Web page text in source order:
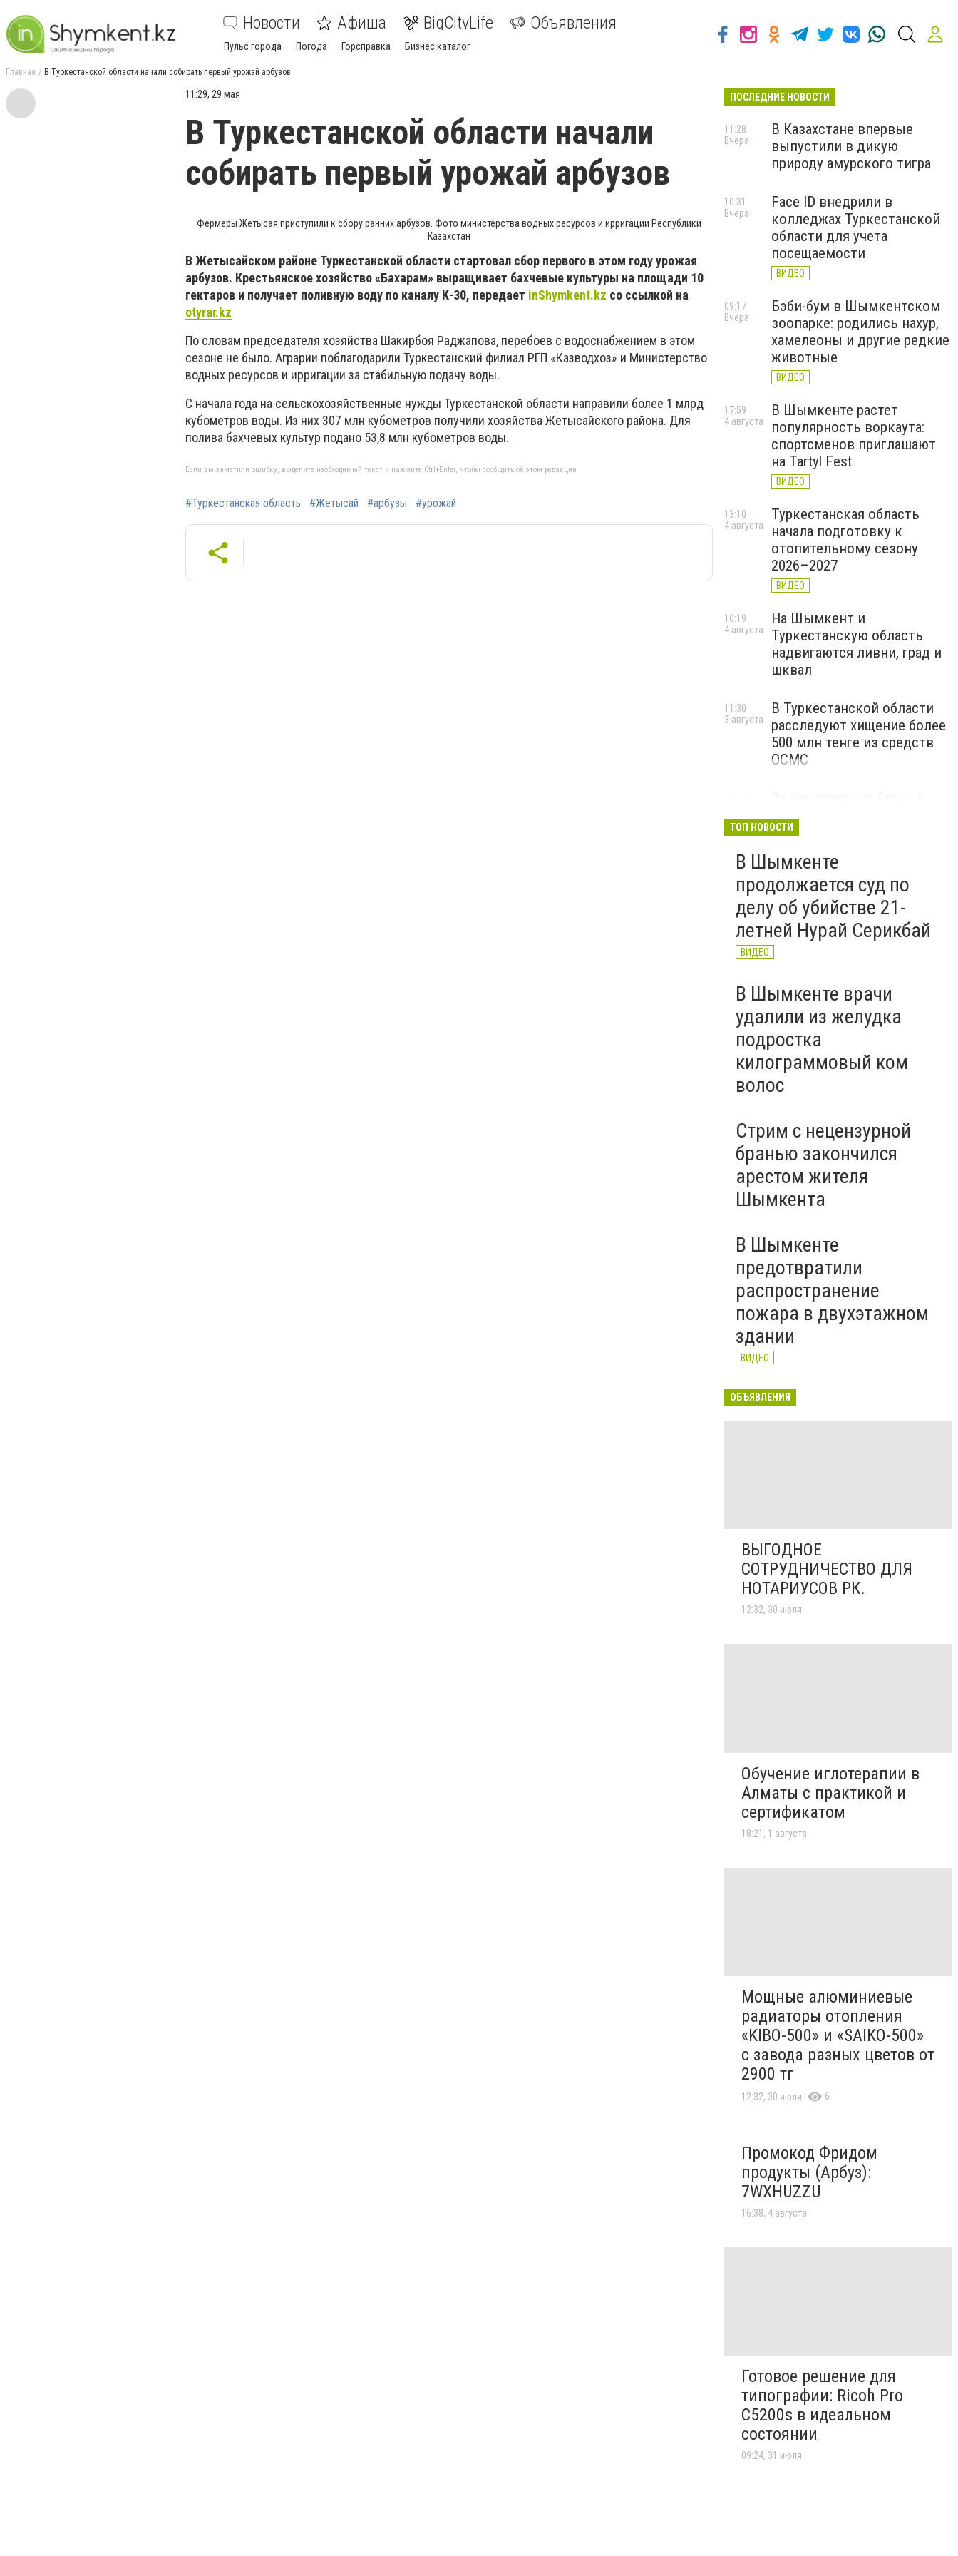
Новости Афиша BigCityLife Объявления
Пульс города Погода Горсправка Бизнес каталог
Главная В Туркестанской области начали собирать первый урожай арбузов
11:29, 29 мая
В Туркестанской области начали
собирать первый урожай арбузов
Фермеры Жетысая приступили к сбору ранних арбузов. Фото министерства водных ресурсов и ирригации Республики
Казахстан
В Жетысайском районе Туркестанской области стартовал сбор первого в этом году урожая
арбузов. Крестьянское хозяйство «Бахарам» выращивает бахчевые культуры на площади 10
гектаров и получает поливную воду по каналу К-30, передает inShymkent.kz со ссылкой на
otyrar.kz
По словам председателя хозяйства Шакирбоя Раджапова, перебоев с водоснабжением в этом
сезоне не было. Аграрии поблагодарили Туркестанский филиал РГП «Казводхоз» и Министерство
водных ресурсов и ирригации за стабильную подачу воды.
С начала года на сельскохозяйственные нужды Туркестанской области направили более 1 млрд
кубометров воды. Из них 307 млн кубометров получили хозяйства Жетысайского района. Для
полива бахчевых культур подано 53,8 млн кубометров воды.
Если вы заметили ошибку, выделите необходимый текст и нажмите Ctrl+Enter, чтобы сообщить об этом редакции
#Туркестанская область #Жетысай #арбузы #урожай
ПОСЛЕДНИЕ НОВОСТИ
В Казахстане впервые
выпустили в дикую
природу амурского тигра
11:28
Вчера
Face ID внедрили в
колледжах Туркестанской
области для учета
посещаемости
ВИДЕО
10:31
Вчера
Бэби-бум в Шымкентском
зоопарке: родились нахур,
хамелеоны и другие редкие
животные
ВИДЕО
09:17
Вчера
В Шымкенте растет
популярность воркаута:
спортсменов приглашают
на Tartyl Fest
ВИДЕО
17:59
4 августа
Туркестанская область
начала подготовку к
отопительному сезону
2026–2027
ВИДЕО
13:10
4 августа
На Шымкент и
Туркестанскую область
надвигаются ливни, град и
шквал
10:19
4 августа
В Туркестанской области
расследуют хищение более
500 млн тенге из средств
ОСМС
11:30
3 августа
соцсетях и на улице
казахстанцам грозят
ВИДЕО
ТОП НОВОСТИ
В Шымкенте
продолжается суд по
делу об убийстве 21-
летней Нурай Серикбай
ВИДЕО
В Шымкенте врачи
удалили из желудка
подростка
килограммовый ком
волос
Стрим с нецензурной
бранью закончился
арестом жителя
Шымкента
В Шымкенте
предотвратили
распространение
пожара в двухэтажном
здании
ВИДЕО
ОБЪЯВЛЕНИЯ
ВЫГОДНОЕ
СОТРУДНИЧЕСТВО ДЛЯ
НОТАРИУСОВ РК.
12:32, 30 июля
Обучение иглотерапии в
Алматы с практикой и
сертификатом
18:21, 1 августа
Мощные алюминиевые
радиаторы отопления
«KIBO-500» и «SAIKO-500»
с завода разных цветов от
2900 тг
12:32, 30 июля 6
Промокод Фридом
продукты (Арбуз):
7WXHUZZU
16:38, 4 августа
Готовое решение для
типографии: Ricoh Pro
C5200s в идеальном
состоянии
09:24, 31 июля